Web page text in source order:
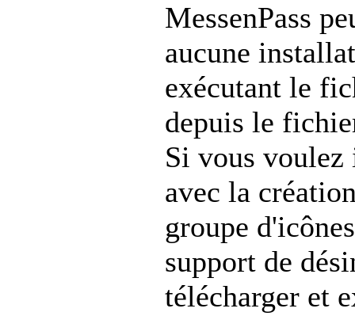
MessenPass
aucune
exécutant le
depuis le
Si vous voulez
avec la
groupe
support de
télécharger et